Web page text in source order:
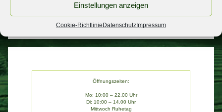
Einstellungen anzeigen
Cookie-Richtlinie Datenschutz Impressum
Öffnungszeiten:
Mo: 10:00 – 22.00 Uhr
Di: 10:00 – 14.00 Uhr
Mittwoch Ruhetag